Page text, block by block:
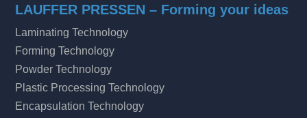
LAUFFER PRESSEN – Forming your ideas
Laminating Technology
Forming Technology
Powder Technology
Plastic Processing Technology
Encapsulation Technology